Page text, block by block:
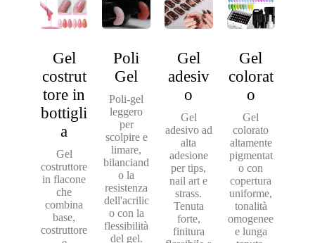
Gel
costrut
tore in
bottigli
a
Gel
costruttore
in flacone
che
combina
base,
costruttore
Poli
Gel
Poli-gel
leggero
per
scolpire e
limare,
bilanciand
o la
resistenza
dell'acrilic
o con la
flessibilità
del gel.
Gel
adesiv
o
Gel
adesivo ad
alta
adesione
per tips,
nail art e
strass.
Tenuta
forte,
finitura
Gel
colorat
o
Gel
colorato
altamente
pigmentat
o con
copertura
uniforme,
tonalità
omogenee
e lunga